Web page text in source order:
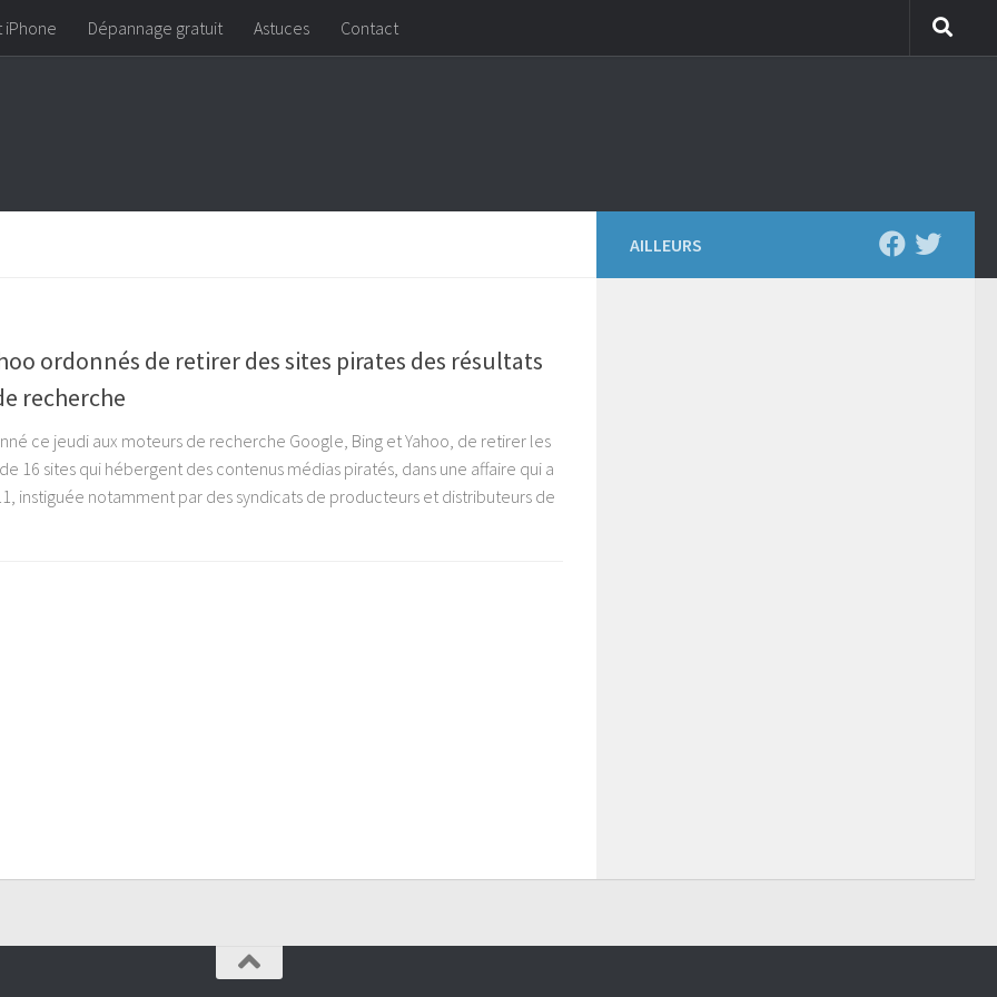
iPhone Dépannage gratuit Astuces Contact
ordonnés de retirer des sites pirates des résultats
recherche
ce jeudi aux moteurs de recherche Google, Bing et Yahoo, de retirer les
16 sites qui hébergent des contenus médias piratés, dans une affaire qui a
instiguée notamment par des syndicats de producteurs et distributeurs de
AILLEURS